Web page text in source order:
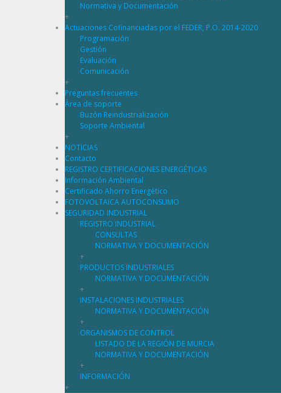
Normativa y Documentación
+
Actuaciones Cofinanciadas por el FEDER, P.O. 2014-2020
Programación
Gestión
Evaluación
Comunicación
+
Preguntas frecuentes
Área de soporte
Buzón Reindustrialización
Soporte Ambiental
+
NOTICIAS
Contacto
REGISTRO CERTIFICACIONES ENERGÉTICAS
Información Ambiental
Certificado Ahorro Energético
FOTOVOLTAICA AUTOCONSUMO
SEGURIDAD INDUSTRIAL
REGISTRO INDUSTRIAL
CONSULTAS
NORMATIVA Y DOCUMENTACIÓN
+
PRODUCTOS INDUSTRIALES
NORMATIVA Y DOCUMENTACIÓN
+
INSTALACIONES INDUSTRIALES
NORMATIVA Y DOCUMENTACIÓN
+
ORGANISMOS DE CONTROL
LISTADO DE LA REGIÓN DE MURCIA
NORMATIVA Y DOCUMENTACIÓN
+
INFORMACIÓN
+